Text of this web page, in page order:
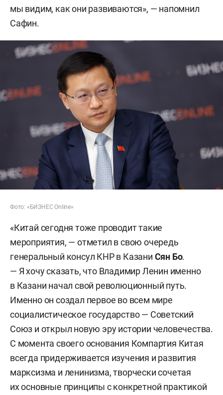
мы видим, как они развиваются», — напомнил
Сафин.
Фото: «БИЗНЕС Online»
«Китай сегодня тоже проводит такие
мероприятия, — отметил в свою очередь
генеральный консул КНР в Казани Сян Бо.
— Я хочу сказать, что Владимир Ленин именно
в Казани начал свой революционный путь.
Именно он создал первое во всем мире
социалистическое государство — Советский
Союз и открыл новую эру истории человечества.
С момента своего основания Компартия Китая
всегда придерживается изучения и развития
марксизма и ленинизма, творчески сочетая
их основные принципы с конкретной практикой